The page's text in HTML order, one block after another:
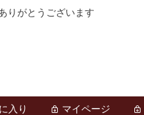
りがとうございます
入り マイページ